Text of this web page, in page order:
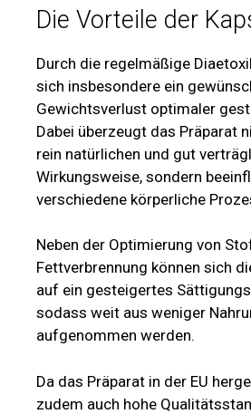
Die Vorteile der
Durch die regelmäßige
sich insbesondere ein
Gewichtsverlust optimaler
Dabei überzeugt das Präparat
rein natürlichen und gut
Wirkungsweise, sondern
verschiedene körperliche
Neben der Optimierung von
Fettverbrennung können sich
auf ein gesteigertes
sodass weit aus weniger
aufgenommen werden.
Da das Präparat in der EU
zudem auch hohe